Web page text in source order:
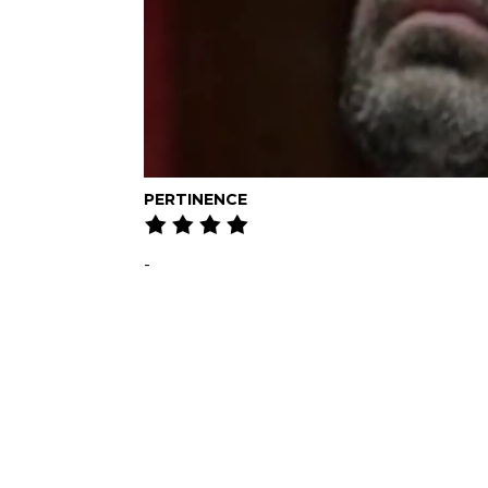
PERTINENCE
-